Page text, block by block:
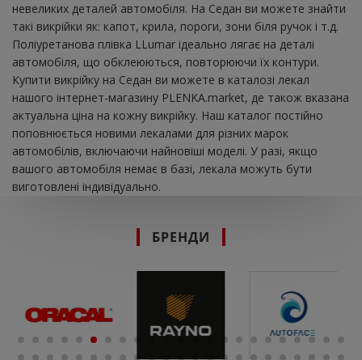
невеликих деталей автомобіля. На Седан ви можете знайти
такі викрійки як: капот, крила, пороги, зони біля ручок і т.д.
Поліуретанова плівка LLumar ідеально лягає на деталі
автомобіля, що обклеюються, повторюючи їх контури.
Купити викрійку на Седан ви можете в каталозі лекал
нашого інтернет-магазину PLENKA.market, де також вказана
актуальна ціна на кожну викрійку. Наш каталог постійно
поповнюється новими лекалами для різних марок
автомобілів, включаючи найновіші моделі. У разі, якщо
вашого автомобіля немає в базі, лекала можуть бути
виготовлені індивідуально.
БРЕНДИ